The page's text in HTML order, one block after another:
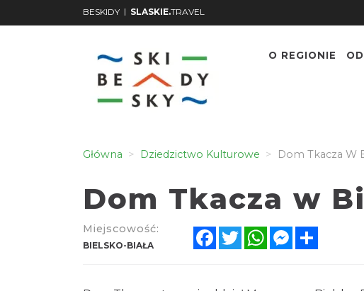
BESKIDY | SLASKIE.TRAVEL
O REGIONIE
Główna Dziedzictwo Kulturowe Dom Tkacza W
Dom Tkacza w
Miejscowość:
BIELSKO-BIAŁA
FacebookTwitterWhatsAppMessenger